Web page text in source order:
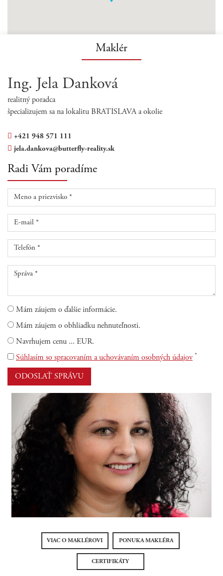
Maklér
Ing. Jela Danková
realitný poradca
špecializujem sa na lokalitu BRATISLAVA a okolie
+421 948 571 111
jela.dankova@butterfly-reality.sk
Radi Vám poradíme
Mám záujem o ďalšie informácie.
Mám záujem o obhliadku nehnuteľnosti.
Navrhujem cenu ... EUR.
Súhlasím so spracovaním a uchovávaním osobných údajov *
VIAC O MAKLÉROVI PONUKA MAKLÉRA
CERTIFIKÁTY